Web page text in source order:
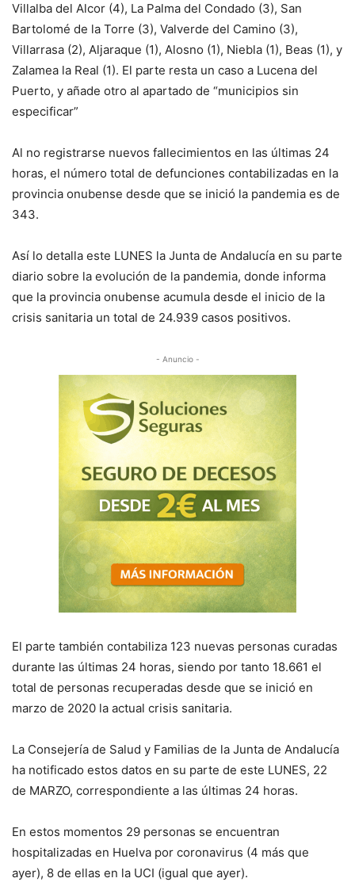
Villalba del Alcor (4), La Palma del Condado (3), San
Bartolomé de la Torre (3), Valverde del Camino (3),
Villarrasa (2), Aljaraque (1), Alosno (1), Niebla (1), Beas (1), y
Zalamea la Real (1). El parte resta un caso a Lucena del
Puerto, y añade otro al apartado de “municipios sin
especificar”
Al no registrarse nuevos fallecimientos en las últimas 24
horas, el número total de defunciones contabilizadas en la
provincia onubense desde que se inició la pandemia es de
343.
Así lo detalla este LUNES la Junta de Andalucía en su parte
diario sobre la evolución de la pandemia, donde informa
que la provincia onubense acumula desde el inicio de la
crisis sanitaria un total de 24.939 casos positivos.
- Anuncio -
El parte también contabiliza 123 nuevas personas curadas
durante las últimas 24 horas, siendo por tanto 18.661 el
total de personas recuperadas desde que se inició en
marzo de 2020 la actual crisis sanitaria.
La Consejería de Salud y Familias de la Junta de Andalucía
ha notificado estos datos en su parte de este LUNES, 22
de MARZO, correspondiente a las últimas 24 horas.
En estos momentos 29 personas se encuentran
hospitalizadas en Huelva por coronavirus (4 más que
ayer), 8 de ellas en la UCI (igual que ayer).